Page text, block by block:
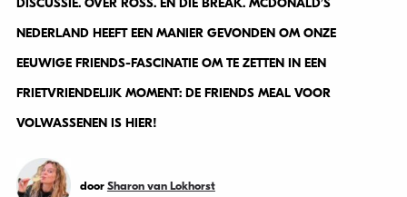
DISCUSSIE. OVER ROSS. EN DIE BREAK. MCDONALD’S
NEDERLAND HEEFT EEN MANIER GEVONDEN OM ONZE
EEUWIGE FRIENDS-FASCINATIE OM TE ZETTEN IN EEN
FRIETVRIENDELIJK MOMENT: DE FRIENDS MEAL VOOR
VOLWASSENEN IS HIER!
door Sharon van Lokhorst